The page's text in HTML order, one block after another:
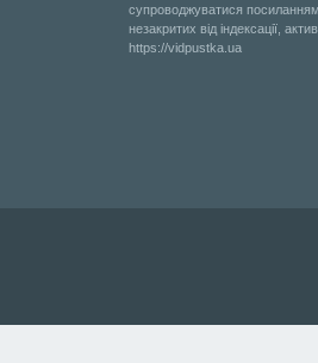
супроводжуватися
незакритих від індексації,
https://vidpustka.ua